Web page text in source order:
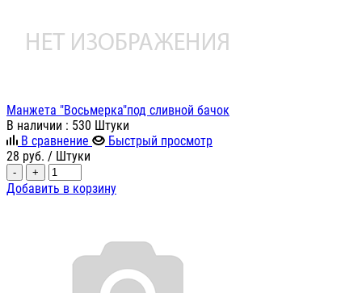
Манжета "Восьмерка"под сливной бачок
В наличии : 530 Штуки
В сравнение
Быстрый просмотр
28 руб. / Штуки
- +
Добавить в корзину